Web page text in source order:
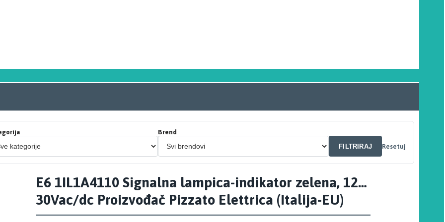
Brend
FILTRIRAJ
Resetuj
E6 1IL1A4110 Signalna lampica-indikator zelena, 12…
30Vac/dc Proizvođač Pizzato Elettrica (Italija-EU)